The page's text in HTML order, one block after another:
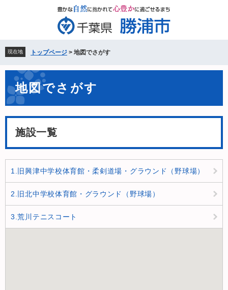
先
頭
で
を
飛
ば
本
現在地 トップページ > 地図でさがす
文 地図でさがす
施設一覧
1.旧興津中学校体育館・柔剣道場・グラウンド（野球場）
2.旧北中学校体育館・グラウンド（野球場）
3.荒川テニスコート